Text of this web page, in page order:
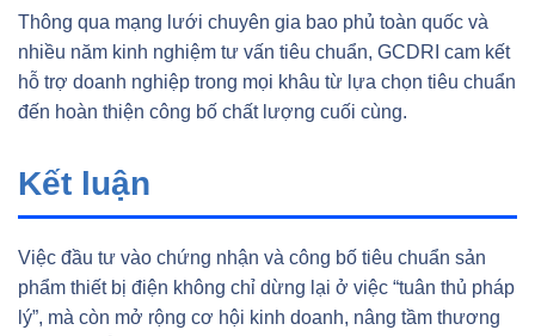
Thông qua mạng lưới chuyên gia bao phủ toàn quốc và
nhiều năm kinh nghiệm tư vấn tiêu chuẩn, GCDRI cam kết
hỗ trợ doanh nghiệp trong mọi khâu từ lựa chọn tiêu chuẩn
đến hoàn thiện công bố chất lượng cuối cùng.
Kết luận
Việc đầu tư vào chứng nhận và công bố tiêu chuẩn sản
phẩm thiết bị điện không chỉ dừng lại ở việc “tuân thủ pháp
lý”, mà còn mở rộng cơ hội kinh doanh, nâng tầm thương